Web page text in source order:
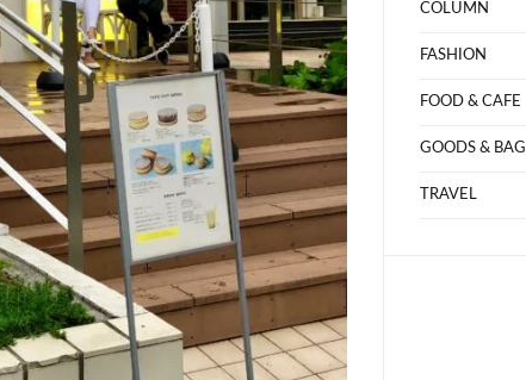
COLUMN
FASHION
FOOD & CAFE
GOODS & BAG
TRAVEL